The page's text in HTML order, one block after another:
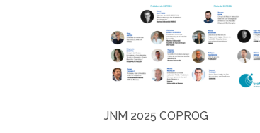
JNM 2025 COPROG